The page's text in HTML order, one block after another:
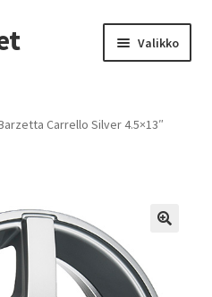
Valikko
Carrello Silver 4.5×13″